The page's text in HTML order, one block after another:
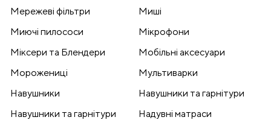
Мережеві фільтри
Миші
Миючі пилососи
Мікрофони
Міксери та Блендери
Мобільні аксесуари
Морожениці
Мультиварки
Навушники
Навушники та гарнітури
Навушники та гарнітури
Надувні матраси